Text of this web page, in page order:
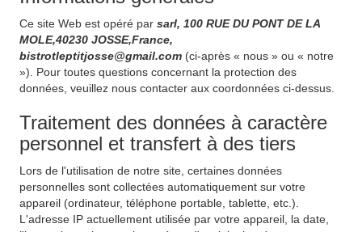
Ce site Web est opéré par sarl, 100 RUE DU PONT DE LA
MOLE,40230 JOSSE,France,
bistrotleptitjosse@gmail.com (ci-après « nous » ou « notre
»). Pour toutes questions concernant la protection des
données, veuillez nous contacter aux coordonnées ci-dessus.
Traitement des données à caractère
personnel et transfert à des tiers
Lors de l'utilisation de notre site, certaines données
personnelles sont collectées automatiquement sur votre
appareil (ordinateur, téléphone portable, tablette, etc.).
L'adresse IP actuellement utilisée par votre appareil, la date,